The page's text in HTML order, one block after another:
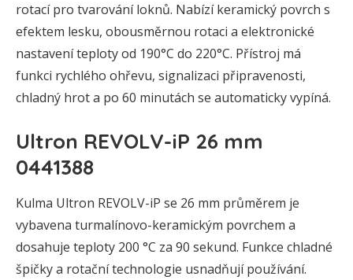
rotací pro tvarování loknů. Nabízí keramický povrch s
efektem lesku, obousměrnou rotaci a elektronické
nastavení teploty od 190°C do 220°C. Přístroj má
funkci rychlého ohřevu, signalizaci připravenosti,
chladný hrot a po 60 minutách se automaticky vypíná.
Ultron REVOLV-iP 26 mm
0441388
Kulma Ultron REVOLV-iP se 26 mm průměrem je
vybavena turmalínovo-keramickým povrchem a
dosahuje teploty 200 °C za 90 sekund. Funkce chladné
špičky a rotační technologie usnadňují používání.